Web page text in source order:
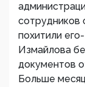
сотрудников
похитили
Измайлова
документов
Больше